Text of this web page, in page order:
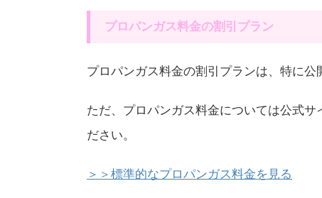
プロパンガス料金の割引プラン
プロパンガス料金の割引プランは、特に公
ただ、プロパンガス料金については公式
ださい。
＞＞標準的なプロパンガス料金を見る